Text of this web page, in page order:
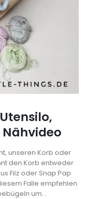
Nähvideo
unseren Korb oder
den Korb entweder
Filz oder Snap Pap
Falle empfehlen
um...